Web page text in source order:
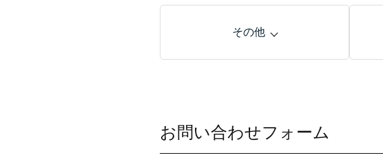
その他
お問い合わせフォーム